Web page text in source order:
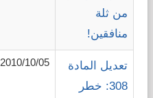
من ثلة
منافقين!
تعديل المادة
308: خطر
2010/10/05